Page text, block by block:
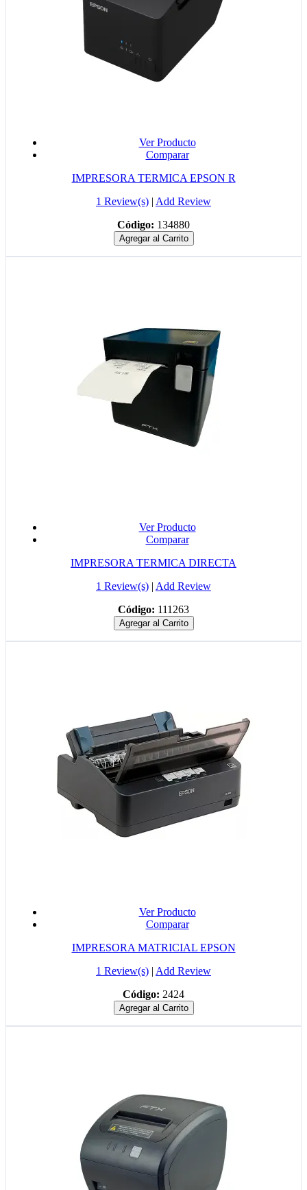
Ver Producto
Comparar
IMPRESORA TERMICA EPSON R
1 Review(s) | Add Review
Código: 134880
Agregar al Carrito
Ver Producto
Comparar
IMPRESORA TERMICA DIRECTA
1 Review(s) | Add Review
Código: 111263
Agregar al Carrito
Ver Producto
Comparar
IMPRESORA MATRICIAL EPSON
1 Review(s) | Add Review
Código: 2424
Agregar al Carrito